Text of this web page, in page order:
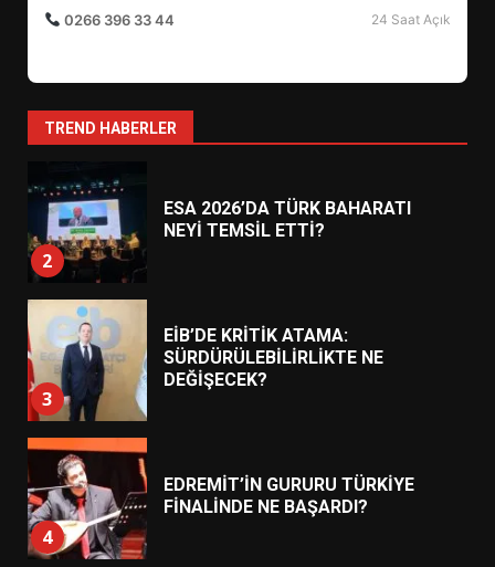
0266 396 33 44
24 Saat Açık
TREND HABERLER
1
HAREKETE GEÇİYOR: GÖZLER
2
ESA 2026’DA TÜRK BAHARATI
NEYİ TEMSİL ETTİ?
3
EİB’DE KRİTİK ATAMA:
SÜRDÜRÜLEBİLİRLİKTE NE
DEĞİŞECEK?
4
EDREMİT’İN GURURU TÜRKİYE
FİNALİNDE NE BAŞARDI?